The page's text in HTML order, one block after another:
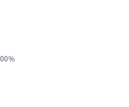
％